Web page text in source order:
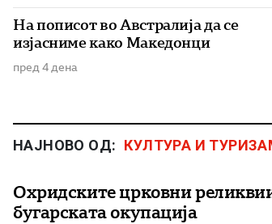
На пописот во Австралија да се
изјасниме како Македонци
пред 4 дена
НАЈНОВО ОД: КУЛТУРА И
Охридските црковни
бугарската окупација